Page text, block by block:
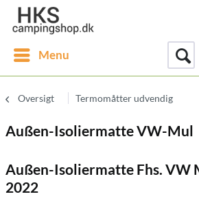
Menu
Oversigt Termomåtter udvendig
Außen-Isoliermatte VW-Mul
Außen-Isoliermatte Fhs. VW
2022